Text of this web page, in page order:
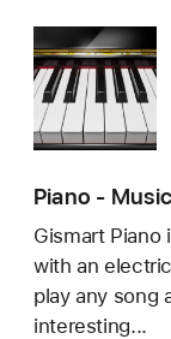
a
Piano -
Gismart Piano
with an
play any song
interesting...